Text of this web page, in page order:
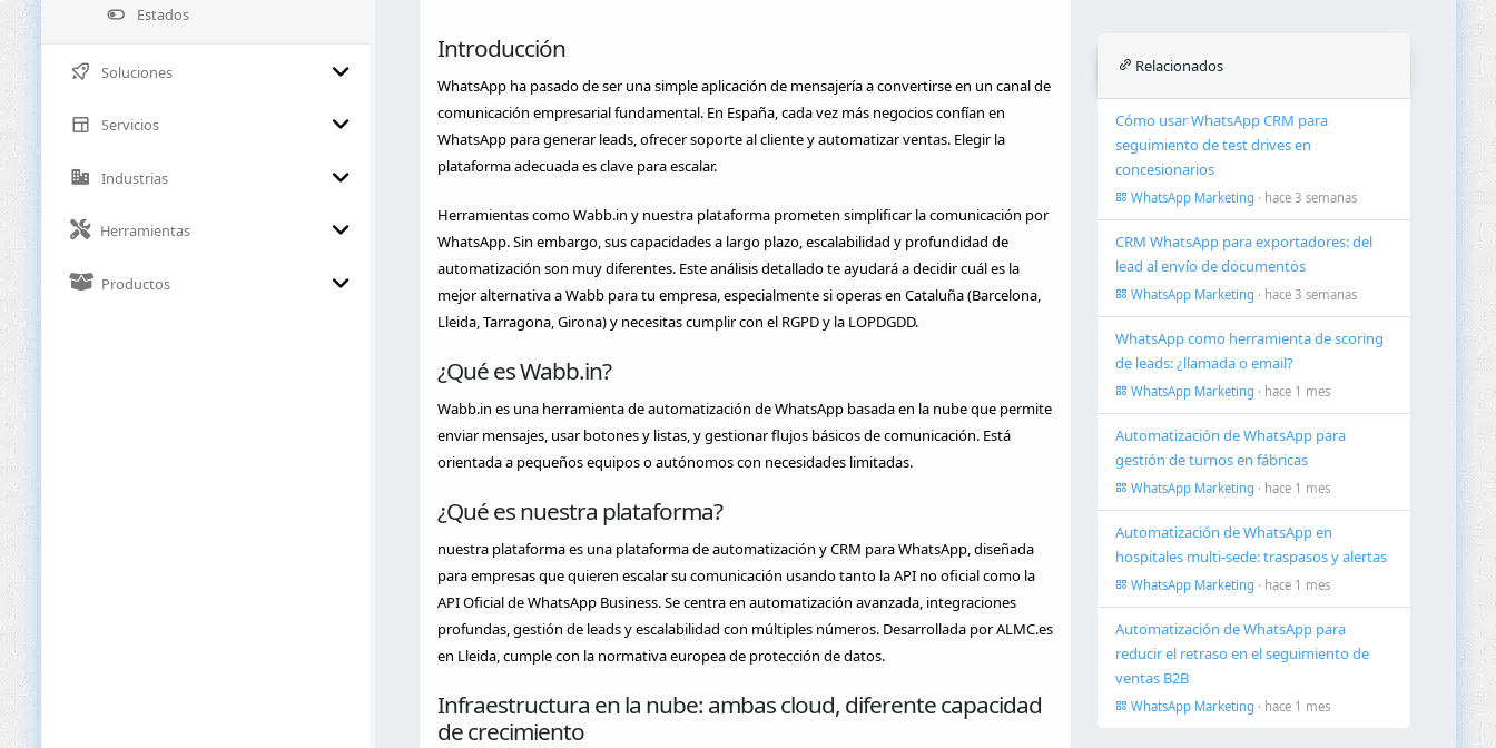
Estados
Soluciones
Servicios
Industrias
Herramientas
Productos
Introducción
WhatsApp ha pasado de ser una simple aplicación de mensajería a convertirse en un canal de
comunicación empresarial fundamental. En España, cada vez más negocios confían en
WhatsApp para generar leads, ofrecer soporte al cliente y automatizar ventas. Elegir la
plataforma adecuada es clave para escalar.
Herramientas como Wabb.in y nuestra plataforma prometen simplificar la comunicación por
WhatsApp. Sin embargo, sus capacidades a largo plazo, escalabilidad y profundidad de
automatización son muy diferentes. Este análisis detallado te ayudará a decidir cuál es la
mejor alternativa a Wabb para tu empresa, especialmente si operas en Cataluña (Barcelona,
Lleida, Tarragona, Girona) y necesitas cumplir con el RGPD y la LOPDGDD.
¿Qué es Wabb.in?
Wabb.in es una herramienta de automatización de WhatsApp basada en la nube que permite
enviar mensajes, usar botones y listas, y gestionar flujos básicos de comunicación. Está
orientada a pequeños equipos o autónomos con necesidades limitadas.
¿Qué es nuestra plataforma?
nuestra plataforma es una plataforma de automatización y CRM para WhatsApp, diseñada
para empresas que quieren escalar su comunicación usando tanto la API no oficial como la
API Oficial de WhatsApp Business. Se centra en automatización avanzada, integraciones
profundas, gestión de leads y escalabilidad con múltiples números. Desarrollada por ALMC.es
en Lleida, cumple con la normativa europea de protección de datos.
Infraestructura en la nube: ambas cloud, diferente capacidad
de crecimiento
Relacionados
Cómo usar WhatsApp CRM para
seguimiento de test drives en
concesionarios
WhatsApp Marketing · hace 3 semanas
CRM WhatsApp para exportadores: del
lead al envío de documentos
WhatsApp Marketing · hace 3 semanas
WhatsApp como herramienta de scoring
de leads: ¿llamada o email?
WhatsApp Marketing · hace 1 mes
Automatización de WhatsApp para
gestión de turnos en fábricas
WhatsApp Marketing · hace 1 mes
Automatización de WhatsApp en
hospitales multi-sede: traspasos y alertas
WhatsApp Marketing · hace 1 mes
Automatización de WhatsApp para
reducir el retraso en el seguimiento de
ventas B2B
WhatsApp Marketing · hace 1 mes